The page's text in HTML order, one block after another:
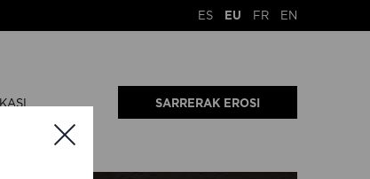
ES EU FR EN
SARRERAK EROSI